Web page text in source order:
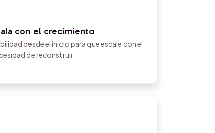
con el crecimiento
desde el inicio para que escale con el
de reconstruir.